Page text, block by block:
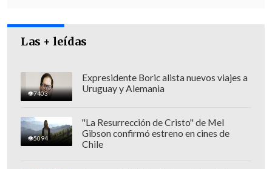
Las + leídas
7403
Expresidente Boric alista nuevos viajes a
Uruguay y Alemania
5094
"La Resurrección de Cristo" de Mel
Gibson confirmó estreno en cines de
Chile